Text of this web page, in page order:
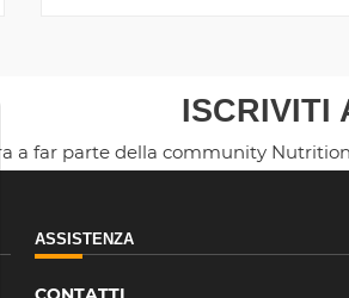
ISCRIVITI
a far parte della community
ASSISTENZA